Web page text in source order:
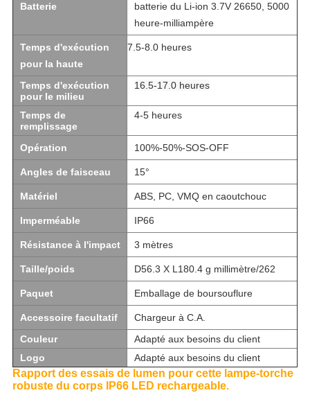
Batterie
batterie du Li-ion 3.7V 26650, 5000
heure-milliampère
Temps d'exécution
pour la haute
7.5-8.0 heures
Temps d'exécution
pour le milieu
16.5-17.0 heures
Temps de
remplissage
4-5 heures
Opération 100%-50%-SOS-OFF
Angles de faisceau 15°
Matériel ABS, PC, VMQ en caoutchouc
Imperméable IP66
Résistance à l'impact 3 mètres
Taille/poids D56.3 X L180.4 g millimètre/262
Paquet Emballage de boursouflure
Accessoire facultatif
Chargeur à C.A.
Couleur
Adapté aux besoins du client
Logo
Adapté aux besoins du client
Rapport des essais de lumen pour cette lampe-torche
robuste du corps IP66 LED rechargeable.